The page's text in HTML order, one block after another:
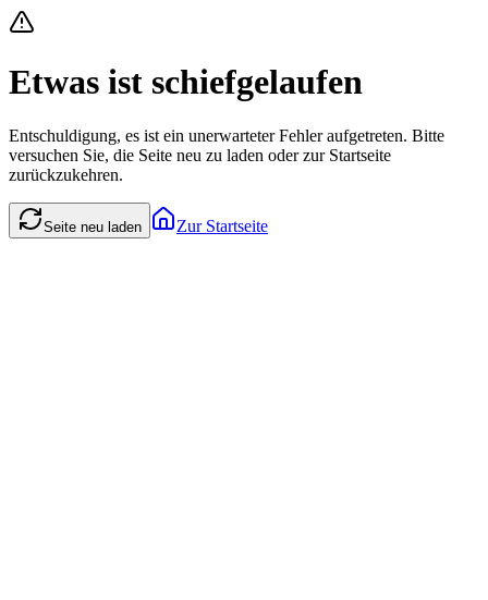
Etwas ist schiefgelaufen
Entschuldigung, es ist ein unerwarteter Fehler aufgetreten. Bitte
versuchen Sie, die Seite neu zu laden oder zur Startseite
zurückzukehren.
Seite neu laden Zur Startseite